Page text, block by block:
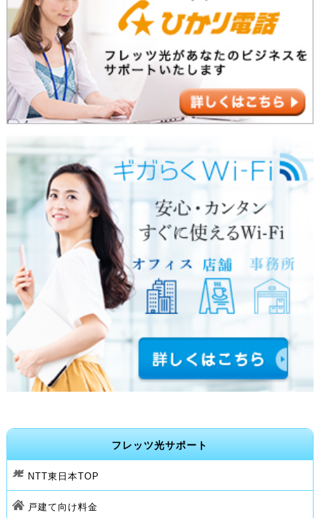
フレッツ光サポート
NTT東日本TOP
戸建て向け料金